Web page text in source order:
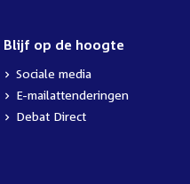
Blijf op de hoogte
Sociale media
E-mailattenderingen
Debat Direct